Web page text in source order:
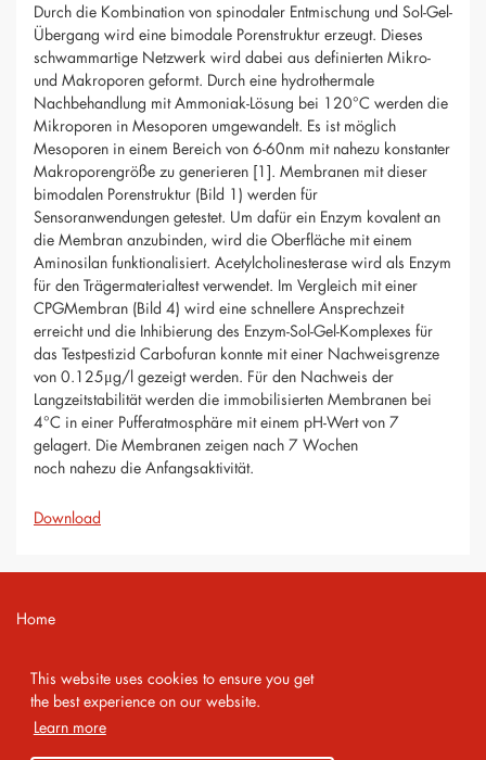
This website uses cookies to ensure you get
the best experience on our website.
Learn more
Durch die Kombination von spinodaler Entmischung und Sol-Gel-
Übergang wird eine bimodale Porenstruktur erzeugt. Dieses
schwammartige Netzwerk wird dabei aus definierten Mikro-
und Makroporen geformt. Durch eine hydrothermale
Nachbehandlung mit Ammoniak-Lösung bei 120°C werden die
Mikroporen in Mesoporen umgewandelt. Es ist möglich
Mesoporen in einem Bereich von 6-60nm mit nahezu konstanter
Makroporengröße zu generieren [1]. Membranen mit dieser
bimodalen Porenstruktur (Bild 1) werden für
Sensoranwendungen getestet. Um dafür ein Enzym kovalent an
die Membran anzubinden, wird die Oberfläche mit einem
Aminosilan funktionalisiert. Acetylcholinesterase wird als Enzym
für den Trägermaterialtest verwendet. Im Vergleich mit einer
CPGMembran (Bild 4) wird eine schnellere Ansprechzeit
erreicht und die Inhibierung des Enzym-Sol-Gel-Komplexes für
das Testpestizid Carbofuran konnte mit einer Nachweisgrenze
von 0.125μg/l gezeigt werden. Für den Nachweis der
Langzeitstabilität werden die immobilisierten Membranen bei
4°C in einer Pufferatmosphäre mit einem pH-Wert von 7
gelagert. Die Membranen zeigen nach 7 Wochen
noch nahezu die Anfangsaktivität.
Download
Home
Imprint
Privacy Policy